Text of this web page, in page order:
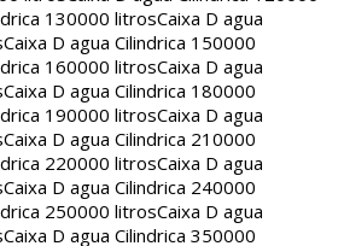
130000 litrosCaixa D agua
Caixa D agua Cilindrica 150000
160000 litrosCaixa D agua
Caixa D agua Cilindrica 180000
190000 litrosCaixa D agua
Caixa D agua Cilindrica 210000
220000 litrosCaixa D agua
Caixa D agua Cilindrica 240000
250000 litrosCaixa D agua
Caixa D agua Cilindrica 350000